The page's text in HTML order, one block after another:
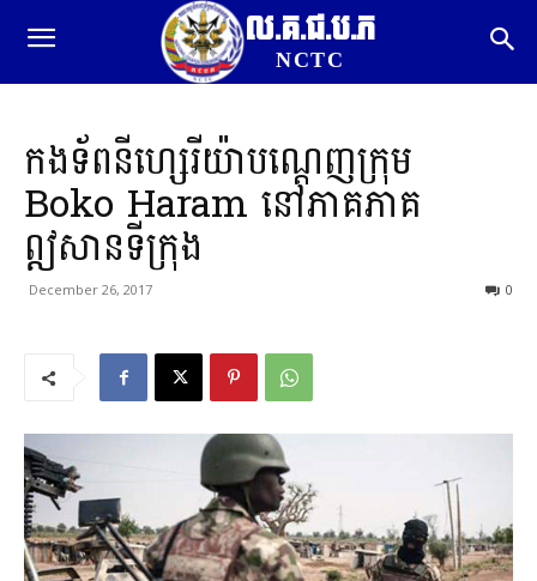
ល.គ.ជ.ប.ភ
NCTC
កងទ័ពនីហ្សេរីយ៉ាបណ្តេញក្រុម
Boko Haram នៅភាគភាគ
ឦសានទីក្រុង
December 26, 2017 0